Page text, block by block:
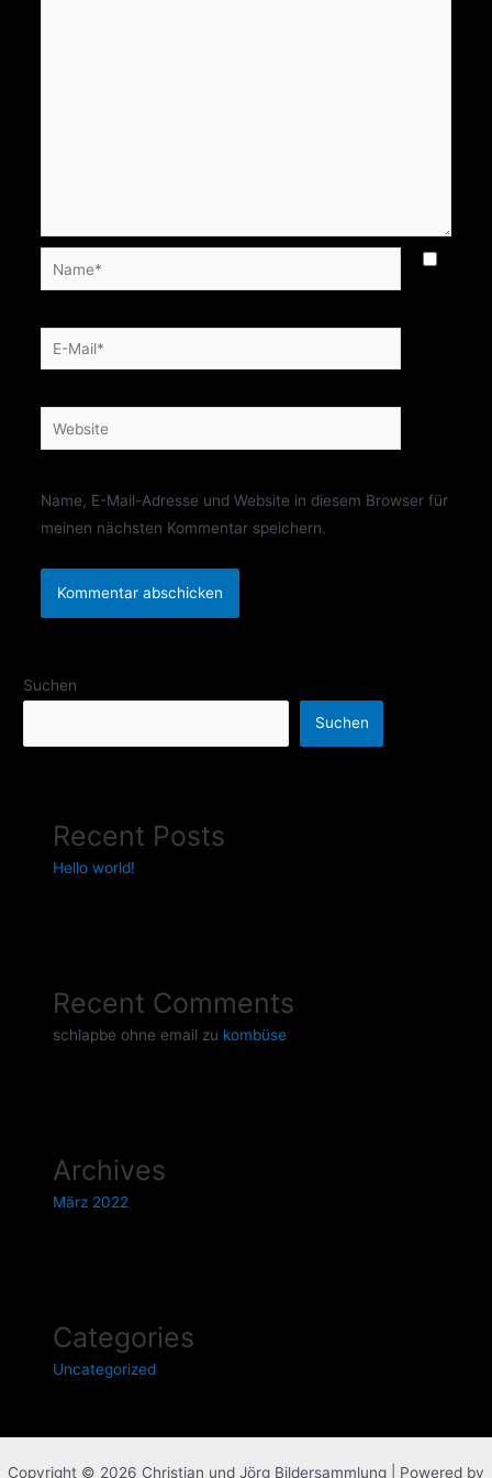
Name*
E-
Mail*
Website
Name, E-Mail-Adresse und Website in diesem Browser für
meinen nächsten Kommentar speichern.
Suchen
Suchen
Recent Posts
Hello world!
Recent Comments
schlapbe ohne email zu kombüse
Archives
März 2022
Categories
Uncategorized
Copyright © 2026 Christian und Jörg Bildersammlung | Powered by